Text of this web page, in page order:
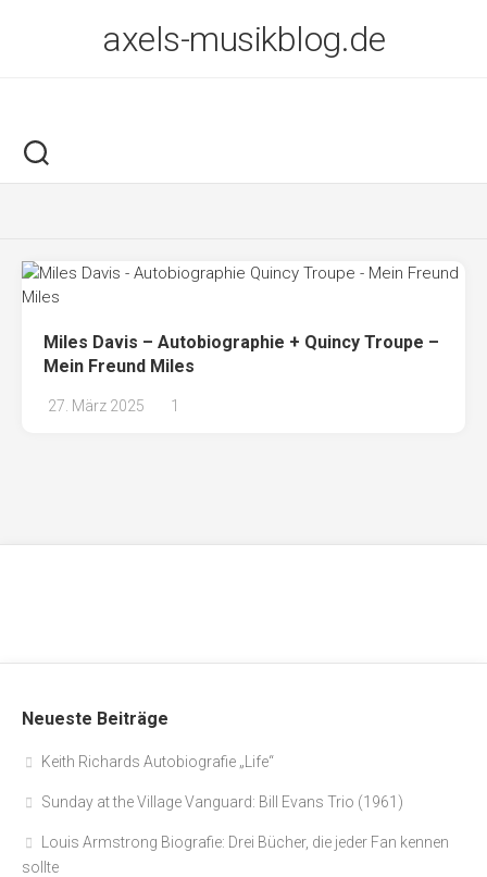
axels-musikblog.de
Miles Davis – Autobiographie + Quincy Troupe –
Mein Freund Miles
27. März 2025 1
Neueste Beiträge
Keith Richards Autobiografie „Life“
Sunday at the Village Vanguard: Bill Evans Trio (1961)
Louis Armstrong Biografie: Drei Bücher, die jeder Fan kennen
sollte